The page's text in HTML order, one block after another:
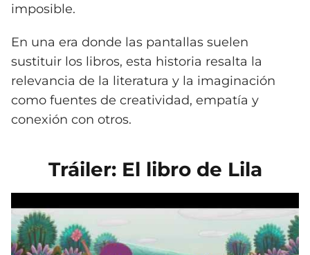
imposible.
En una era donde las pantallas suelen
sustituir los libros, esta historia resalta la
relevancia de la literatura y la imaginación
como fuentes de creatividad, empatía y
conexión con otros.
Tráiler: El libro de Lila